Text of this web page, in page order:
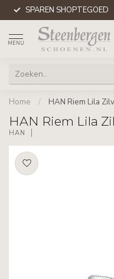
SPAREN SHOPTEGOED
MENU
Home / HAN Riem Lila
HAN Riem Lila
HAN